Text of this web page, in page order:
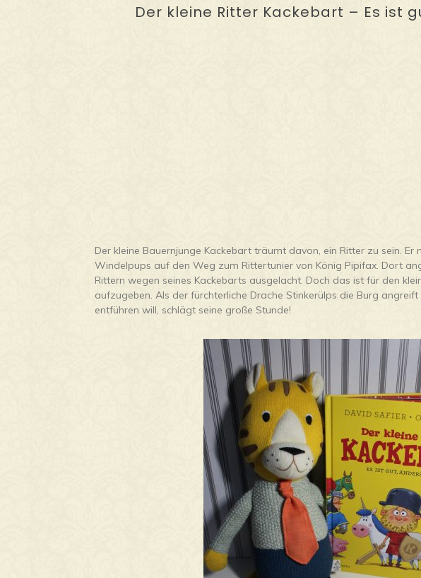
Der kleine Ritter Kackebart – Es ist
Der kleine Bauernjunge Kackebart träumt davon, ein Ritter zu sein. Er
Windelpups auf den Weg zum Rittertunier von König Pipifax. Dort
Rittern wegen seines Kackebarts ausgelacht. Doch das ist für den
aufzugeben. Als der fürchterliche Drache Stinkerülps die Burg
entführen will, schlägt seine große Stunde!